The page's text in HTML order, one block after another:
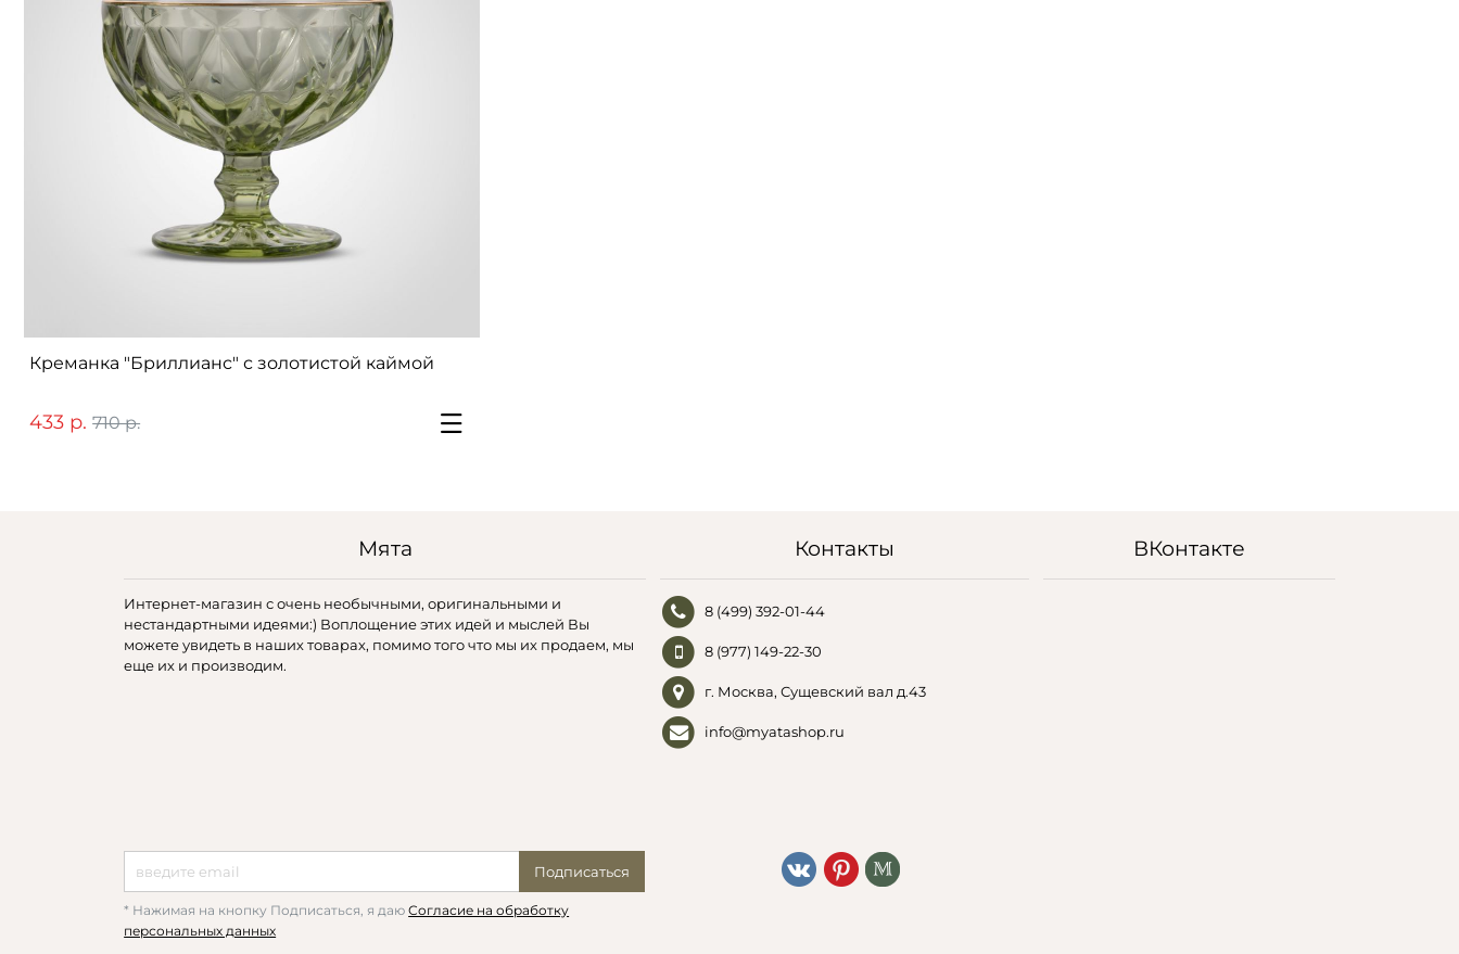
Креманка "Бриллианс" с золотистой каймой
433 р. 710 р.
Мята
Интернет-магазин с очень необычными, оригинальными и
нестандартными идеями:) Воплощение этих идей и мыслей Вы
можете увидеть в наших товарах, помимо того что мы их продаем, мы
еще их и производим.
Подписаться
* Нажимая на кнопку Подписаться, я даюСогласие на обработку
персональных данных
Контакты
8 (499) 392-01-44
8 (977) 149-22-30
г. Москва, Сущевский вал д.43
info@myatashop.ru
ВКонтакте